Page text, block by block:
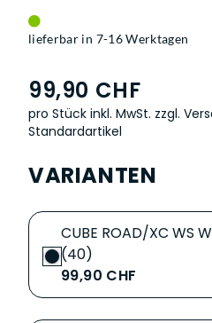
lieferbar in 7-16 Werktagen
99,90 CHF
pro Stück inkl. MwSt. zzgl.
Standardartikel
VARIANTEN
CUBE ROAD/XC WS
(40)
99,90 CHF